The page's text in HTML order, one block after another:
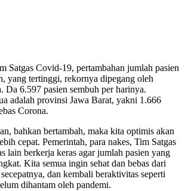
Satgas Covid-19, pertambahan jumlah pasien
yang tertinggi, rekornya dipegang oleh
6.597 pasien sembuh per harinya.
adalah provinsi Jawa Barat, yakni 1.666
Corona.
bahkan bertambah, maka kita optimis akan
cepat. Pemerintah, para nakes, Tim Satgas
lain berkerja keras agar jumlah pasien yang
Kita semua ingin sehat dan bebas dari
dan kembali beraktivitas seperti
dihantam oleh pandemi.